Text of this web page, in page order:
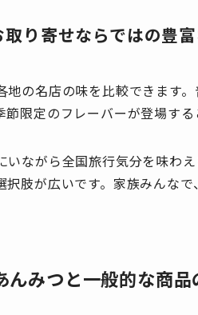
り寄せならではの豊
地の名店の味を比較できます
節限定のフレーバーが登場する
いながら全国旅行気分を味わ
択肢が広いです。家族みんな
んみつと一般的な商品